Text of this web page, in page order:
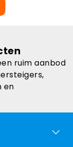
ruim aanbod
en